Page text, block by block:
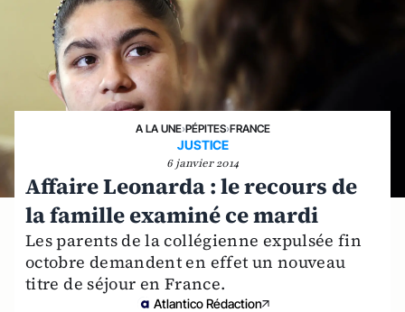
A LA UNE›PÉPITES›FRANCE
JUSTICE
6 janvier 2014
Affaire Leonarda : le recours de
la famille examiné ce mardi
Les parents de la collégienne expulsée fin
octobre demandent en effet un nouveau
titre de séjour en France.
Atlantico Rédaction